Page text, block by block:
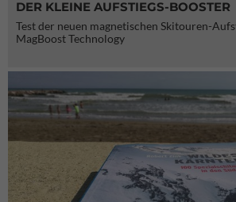
DER KLEINE AUFSTIEGS-BOOSTER
Test der neuen magnetischen Skitouren-
MagBoost Technology